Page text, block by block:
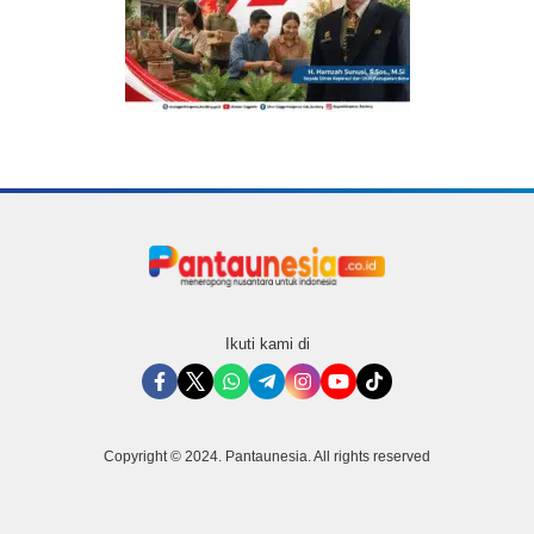
Ikuti kami di
Copyright © 2024. Pantaunesia. All rights reserved